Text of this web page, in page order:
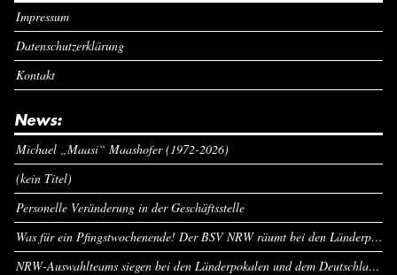
Impressum
Datenschutzerklärung
Kontakt
News:
Michael „Maasi“ Maashofer (1972-2026)
(kein Titel)
Personelle Veränderung in der Geschäftsstelle
Was für ein Pfingstwochenende! Der BSV NRW räumt bei den Länderpokalen ab
NRW-Auswahlteams siegen bei den Länderpokalen und dem Deutschlandcup an Pfingsten